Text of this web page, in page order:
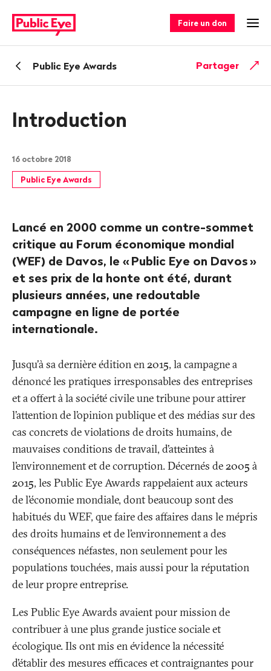
sur
publiceye.ch
rapide
Faire un don
RetourPublic Eye Awards Partager
Introduction
16 octobre 2018
Public Eye Awards
Lancé en 2000 comme un contre-sommet
critique au Forum économique mondial
(WEF) de Davos, le «Public Eye on Davos»
et ses prix de la honte ont été, durant
plusieurs années, une redoutable
campagne en ligne de portée
internationale.
Jusqu'à sa dernière édition en 2015, la campagne a
dénoncé les pratiques irresponsables des entreprises
et a offert à la société civile une tribune pour attirer
l’attention de l’opinion publique et des médias sur des
cas concrets de violations de droits humains, de
mauvaises conditions de travail, d’atteintes à
l’environnement et de corruption. Décernés de 2005 à
2015, les Public Eye Awards rappelaient aux acteurs
de l’économie mondiale, dont beaucoup sont des
habitués du WEF, que faire des affaires dans le mépris
des droits humains et de l’environnement a des
conséquences néfastes, non seulement pour les
populations touchées, mais aussi pour la réputation
de leur propre entreprise.
Les Public Eye Awards avaient pour mission de
contribuer à une plus grande justice sociale et
écologique. Ils ont mis en évidence la nécessité
d’établir des mesures efficaces et contraignantes pour